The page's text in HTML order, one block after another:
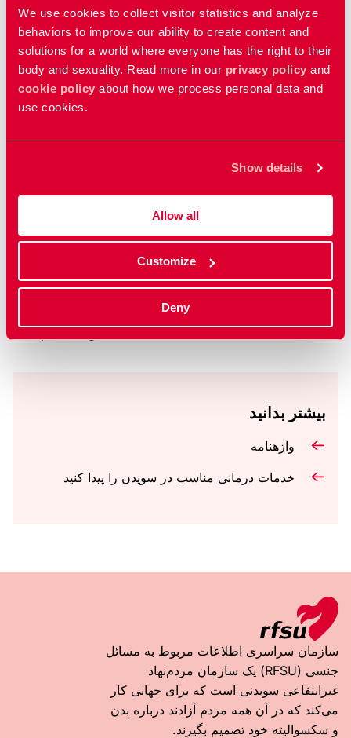
We use cookies to collect visitor statistics and analyze
behaviors to improve our ability to create content and
solutions for a world where everyone has the right to their
body and sexuality. Read more in our privacy policy and
cookie policy about how we process personal data and
use cookies.
Show details
Allow all
Customize
Deny
فلم های مرتبط
عادت ماهوار
وسایل پیشگیری از حاملگی
Contraceptives
Desire and pleasure
نمایش همه فلم ها
بیشتر بدانید
واژهنامه
خدمات درمانی مناسب در سویدن را پیدا کنید
سازمان سراسری اطلاعات مربوط به مسائل
جنسی (RFSU) یک سازمان مردم‌‌نهاد
غیرانتفاعی سویدنی است که برای جهانی کار
می‌کند که در آن همه مردم آزادند درباره بدن
و سکسوالیته خود تصمیم بگیرند.